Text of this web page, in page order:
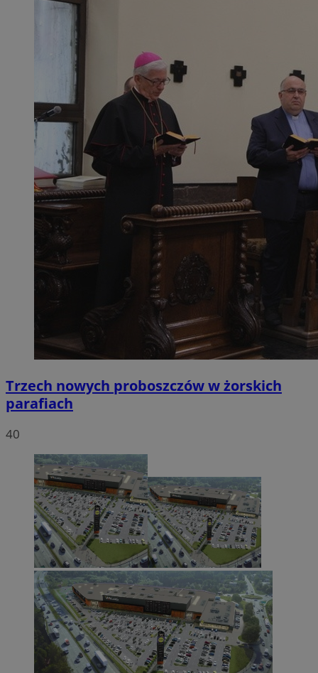
Trzech nowych proboszczów w żorskich
parafiach
40